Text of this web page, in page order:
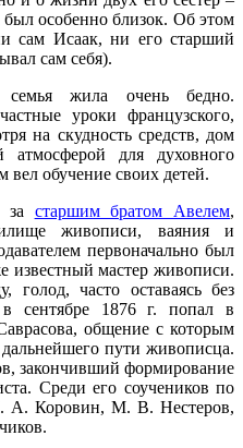
особенно близок. Об этом
сам Исаак, ни его старший
сам себя).
жила очень бедно.
уроки французского,
на скудность средств, дом
атмосферой для духовного
вел обучение своих детей.
за старшим братом Авелем,
живописи, ваяния и
первоначально был
известный мастер живописи.
голод, часто оставаясь без
сентябре 1876 г. попал в
общение с которым
пути живописца.
закончивший формирование
Среди его соучеников по
А. Коровин, М. В. Нестеров,